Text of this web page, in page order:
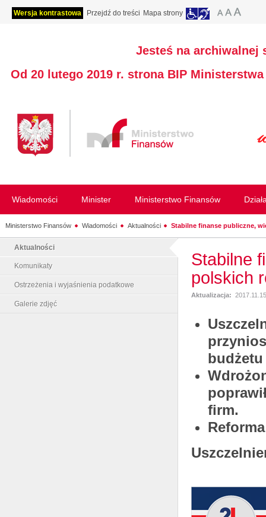
Wersja kontrastowa Przejdź do treści Mapa strony
Jesteś na archiwalnej
Od 20 lutego 2019 r. strona BIP
Wiadomości Minister Ministerstwo Finansów
Ministerstwo Finansów Wiadomości Aktualności Stabilne finanse publiczne,
Aktualności
Komunikaty
Ostrzeżenia i wyjaśnienia podatkowe
Galerie zdjęć
Stabilne
polskich
Aktualizacja:
firm.